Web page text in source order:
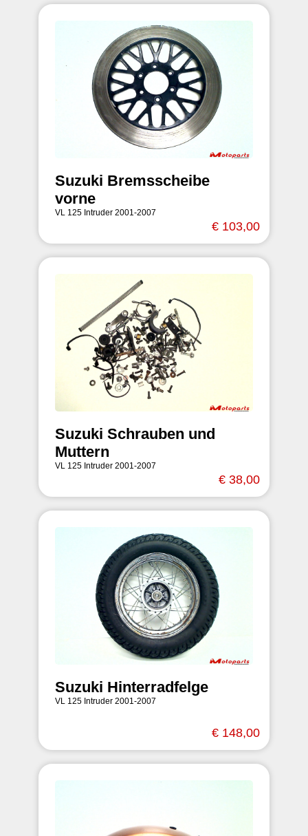
Suzuki Bremsscheibe
vorne
VL 125 Intruder 2001-2007
€ 103,00
Suzuki Schrauben und
Muttern
VL 125 Intruder 2001-2007
€ 38,00
Suzuki Hinterradfelge
VL 125 Intruder 2001-2007
€ 148,00